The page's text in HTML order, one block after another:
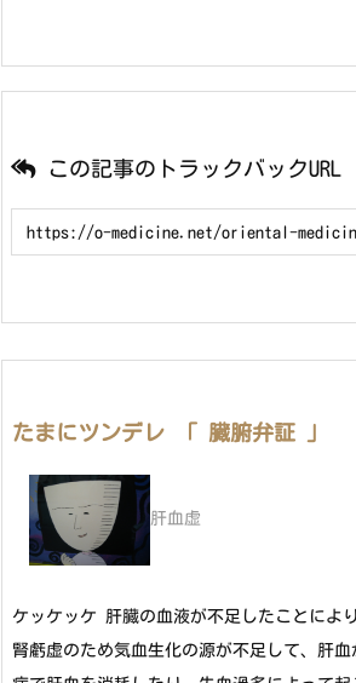
この記事のトラックバックURL
たまにツンデレ 「 臓腑弁証 」
肝血虚
ケッケッケ 肝臓の血液が不足したことによ
腎虧虚のため気血生化の源が不足して、肝